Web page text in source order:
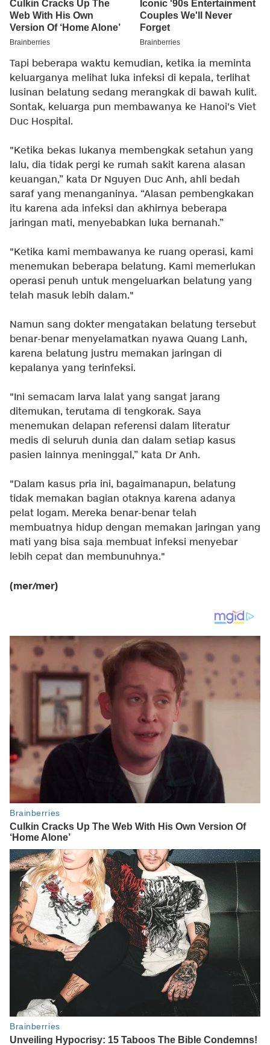
Tapi beberapa waktu kemudian, ketika ia meminta
keluarganya melihat luka infeksi di kepala, terlihat
lusinan belatung sedang merangkak di bawah kulit.
Sontak, keluarga pun membawanya ke Hanoi's Viet
Duc Hospital.
"Ketika bekas lukanya membengkak setahun yang
lalu, dia tidak pergi ke rumah sakit karena alasan
keuangan,” kata Dr Nguyen Duc Anh, ahli bedah
saraf yang menanganinya. “Alasan pembengkakan
itu karena ada infeksi dan akhirnya beberapa
jaringan mati, menyebabkan luka bernanah.”
"Ketika kami membawanya ke ruang operasi, kami
menemukan beberapa belatung. Kami memerlukan
operasi penuh untuk mengeluarkan belatung yang
telah masuk lebih dalam."
Namun sang dokter mengatakan belatung tersebut
benar-benar menyelamatkan nyawa Quang Lanh,
karena belatung justru memakan jaringan di
kepalanya yang terinfeksi.
"Ini semacam larva lalat yang sangat jarang
ditemukan, terutama di tengkorak. Saya
menemukan delapan referensi dalam literatur
medis di seluruh dunia dan dalam setiap kasus
pasien lainnya meninggal,” kata Dr Anh.
"Dalam kasus pria ini, bagaimanapun, belatung
tidak memakan bagian otaknya karena adanya
pelat logam. Mereka benar-benar telah
membuatnya hidup dengan memakan jaringan yang
mati yang bisa saja membuat infeksi menyebar
lebih cepat dan membunuhnya."
(mer/mer)